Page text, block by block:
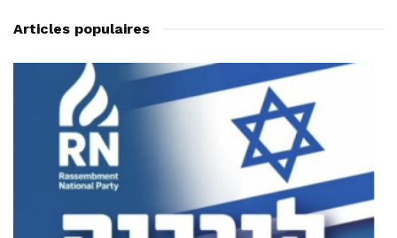
Articles populaires